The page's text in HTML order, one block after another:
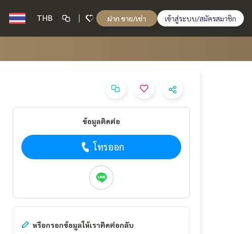
THB ฝาก ขาย/เช่า เข้าสู่ระบบ/สมัครสมาชิก
ข้อมูลติดต่อ
โทรออก
หรือกรอกข้อมูลให้เราติดต่อกลับ